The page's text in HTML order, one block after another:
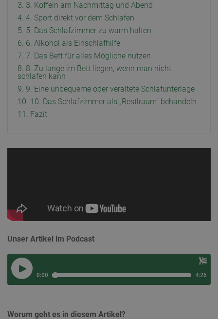
3. 3. Koffein am Nachmittag und Abend
4. 4. Sport direkt vor dem Schlafen
5. 5. Das Schlafzimmer zu warm halten
6. 6. Alkohol als Einschlafhilfe
7. 7. Das Bett für alles Mögliche nutzen
8. 8. Zu lange im Bett liegen, wenn man nicht
schlafen kann
9. 9. Eine unbequeme oder veraltete Schlafunterlage
10. 10. Das Schlafzimmer als „Restlraum" behandeln
11. Fazit
Unser Artikel im Podcast
Worum geht es in diesem Artikel?